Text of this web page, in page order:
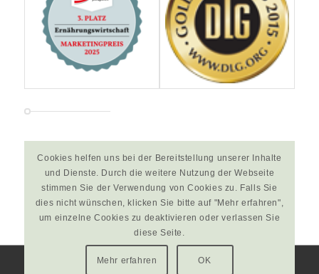
Händler? Bestellen Sie jetzt unseren
Gesamt-Katalog
© Copyright - Christine Berger GmbH & Co. KG | Impressum
Cookies helfen uns bei der Bereitstellung unserer Inhalte
und Dienste. Durch die weitere Nutzung der Webseite
stimmen Sie der Verwendung von Cookies zu. Falls Sie
dies nicht wünschen, klicken Sie bitte auf "Mehr erfahren",
um einzelne Cookies zu deaktivieren oder verlassen Sie
diese Seite.
Mehr erfahren OK